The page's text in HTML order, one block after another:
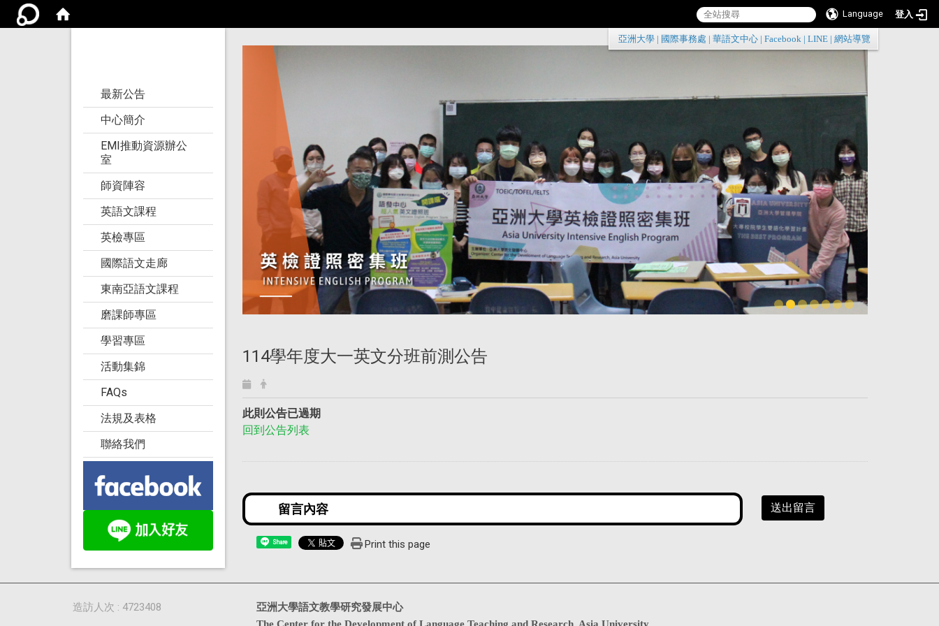
Language 登入
:::
亞洲大學 國際事務處 華語文中心 Facebook LINE 網站導覽
最新公告
中心簡介
EMI推動資源辦公
室
師資陣容
英語文課程
英檢專區
國際語文走廊
東南亞語文課程
磨課師專區
學習專區
活動集錦
FAQs
法規及表格
聯絡我們
114學年度大一英文分班前測公告
此則公告已過期
回到公告列表
送出留言
Share Print this page
亞洲大學語文教學研究發展中心
造訪人次 : 4723408